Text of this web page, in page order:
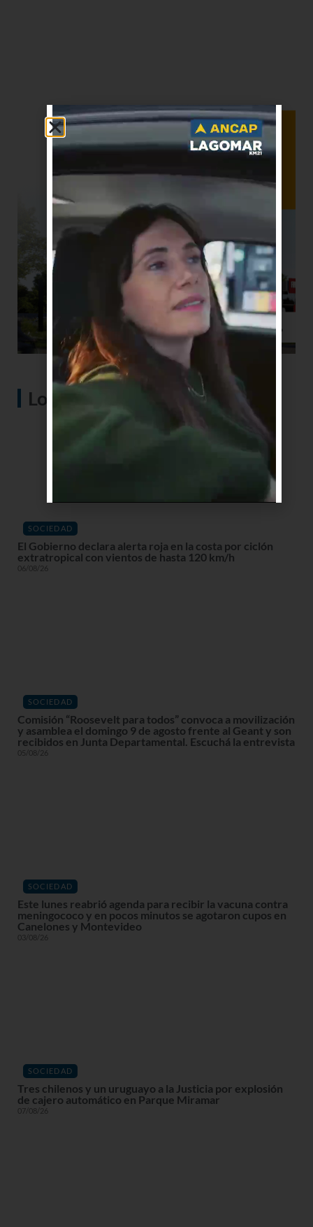
Lo más visto
SOCIEDAD
El Gobierno declara alerta roja en la costa por ciclón
extratropical con vientos de hasta 120 km/h
06/08/26
SOCIEDAD
Comisión “Roosevelt para todos” convoca a movilización
y asamblea el domingo 9 de agosto frente al Geant y son
recibidos en Junta Departamental. Escuchá la entrevista
05/08/26
SOCIEDAD
Este lunes reabrió agenda para recibir la vacuna contra
meningococo y en pocos minutos se agotaron cupos en
Canelones y Montevideo
03/08/26
SOCIEDAD
Tres chilenos y un uruguayo a la Justicia por explosión
de cajero automático en Parque Miramar
07/08/26